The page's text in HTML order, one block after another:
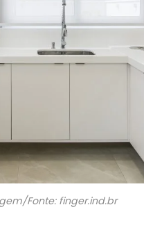
Fonte: finger.ind.br